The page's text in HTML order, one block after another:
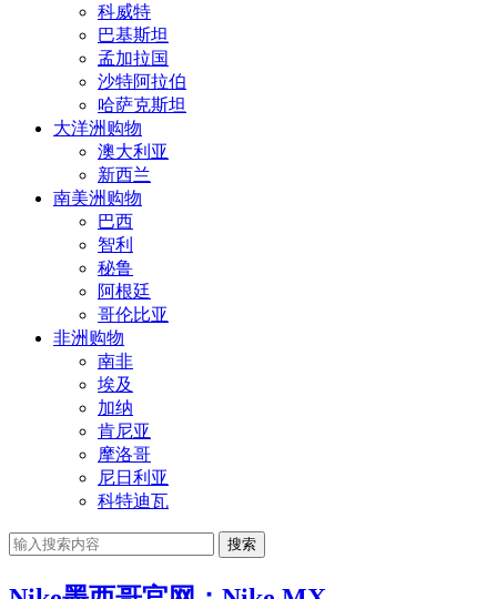
科威特
巴基斯坦
孟加拉国
沙特阿拉伯
哈萨克斯坦
大洋洲购物
澳大利亚
新西兰
南美洲购物
巴西
智利
秘鲁
阿根廷
哥伦比亚
非洲购物
南非
埃及
加纳
肯尼亚
摩洛哥
尼日利亚
科特迪瓦
搜索